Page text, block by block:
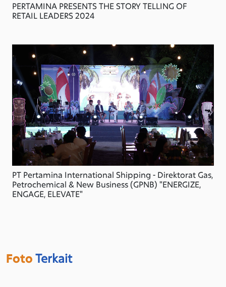
PERTAMINA PRESENTS THE STORY TELLING OF
RETAIL LEADERS 2024
PT Pertamina International Shipping - Direktorat Gas,
Petrochemical & New Business (GPNB) "ENERGIZE,
ENGAGE, ELEVATE"
FotoTerkait